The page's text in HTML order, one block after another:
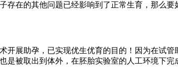
在的其他问题已经影响到了正常生育，那么要
展助孕，已实现优生优育的目的！因为在试管
被取出到体外，在胚胎实验室的人工环境下完